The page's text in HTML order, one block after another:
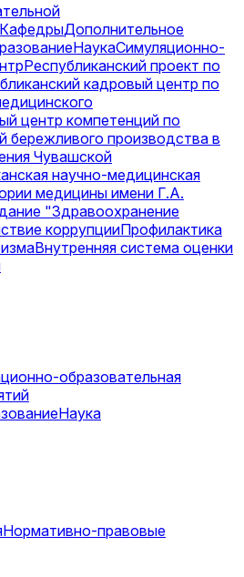
КафедрыДополнительное
НаукаСимуляционно-
Республиканский проект по
кадровый центр по
центр компетенций по
бережливого производства в
Чувашской
научно-медицинская
медицины имени Г.А.
"Здравоохранение
коррупцииПрофилактика
Внутренняя система оценки
образовательная
Наука
Нормативно-правовые